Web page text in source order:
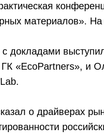
материалов».
докладами
«EcoPartners», и
о драйверах